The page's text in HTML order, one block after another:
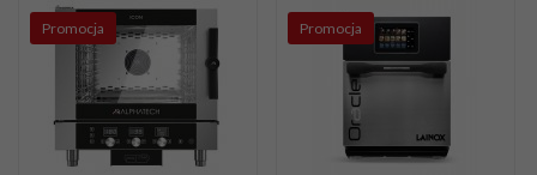
Promocja Promocja